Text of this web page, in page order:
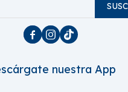
  
nuestra App